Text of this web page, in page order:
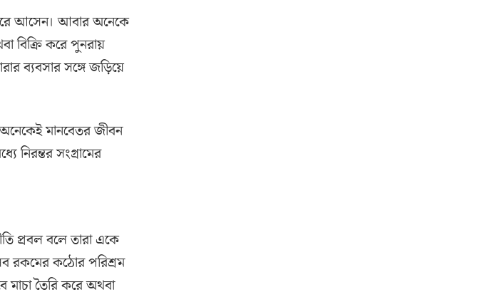
আসেন। আবার অনেকে
বিক্রি করে পুনরায়
ব্যবসার সঙ্গে জড়িয়ে
মানবেতর জীবন
নিরন্তর সংগ্রামের
প্রবল বলে তারা একে
রকমের কঠোর পরিশ্রম
মাচা তৈরি করে অথবা